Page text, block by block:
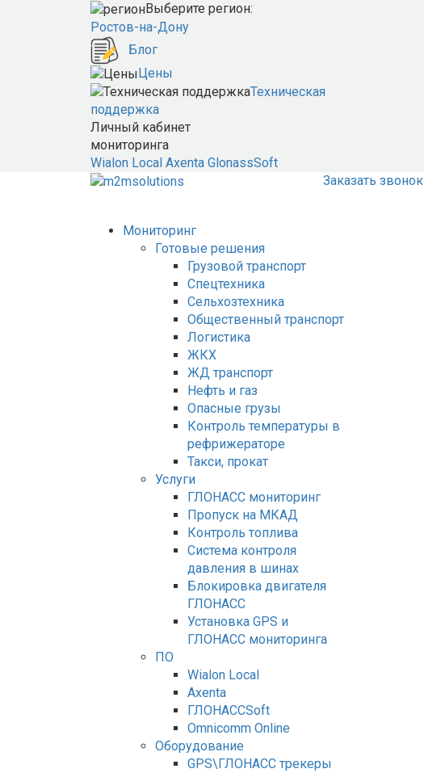
Выберите регион:
Ростов-на-Дону
Блог
Цены
Техническая
поддержка
Личный кабинет
мониторинга
Wialon Local Axenta GlonassSoft
Заказать звонок
Мониторинг
Готовые решения
Грузовой транспорт
Спецтехника
Сельхозтехника
Общественный транспорт
Логистика
ЖКХ
ЖД транспорт
Нефть и газ
Опасные грузы
Контроль температуры в
рефрижераторе
Такси, прокат
Услуги
ГЛОНАСС мониторинг
Пропуск на МКАД
Контроль топлива
Система контроля
давления в шинах
Блокировка двигателя
ГЛОНАСС
Установка GPS и
ГЛОНАСС мониторинга
ПО
Wialon Local
Axenta
ГЛОНАССSoft
Оmnicomm Оnline
Оборудование
GPS\ГЛОНАСС трекеры